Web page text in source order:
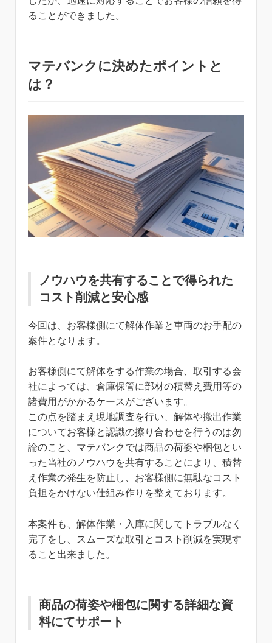
ることができました。
マテバンクに決めたポイントと
は？
ノウハウを共有することで得られた
コスト削減と安心感
今回は、お客様側にて解体作業と車両のお手配の
案件となります。
お客様側にて解体をする作業の場合、取引する会
社によっては、倉庫保管に部材の積替え費用等の
諸費用がかかるケースがございます。
この点を踏まえ現地調査を行い、解体や搬出作業
についてお客様と認識の擦り合わせを行うのは勿
論のこと、マテバンクでは商品の荷姿や梱包とい
った当社のノウハウを共有することにより、積替
え作業の発生を防止し、お客様側に無駄なコスト
負担をかけない仕組み作りを整えております。
本案件も、解体作業・入庫に関してトラブルなく
完了をし、スムーズな取引とコスト削減を実現す
ること出来ました。
商品の荷姿や梱包に関する詳細な資
料にてサポート